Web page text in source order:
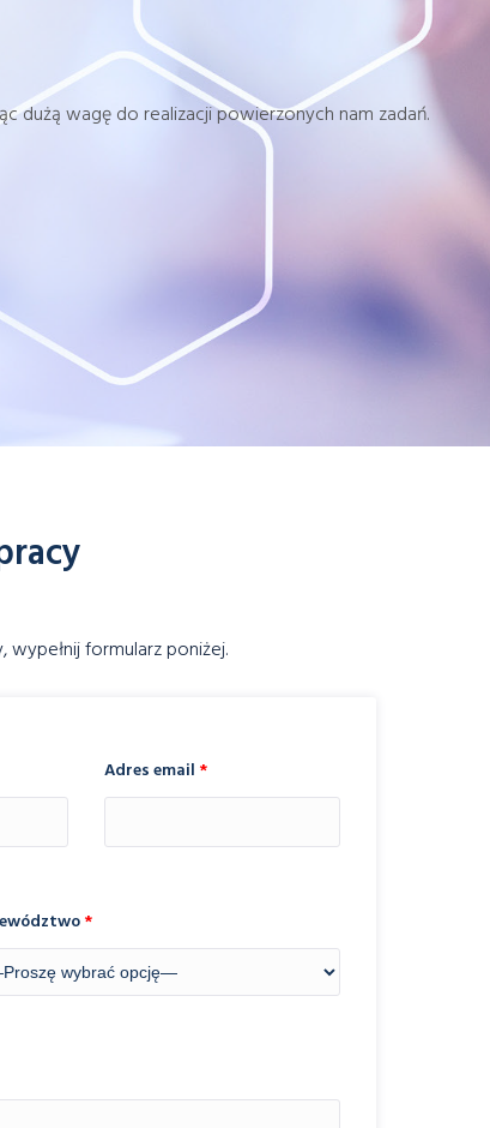
dużą wagę do realizacji powierzonych nam zadań.
formularz poniżej.
Adres email *
*